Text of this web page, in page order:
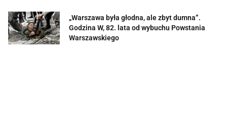
„Warszawa była głodna, ale zbyt dumna”.
Godzina W, 82. lata od wybuchu Powstania
Warszawskiego